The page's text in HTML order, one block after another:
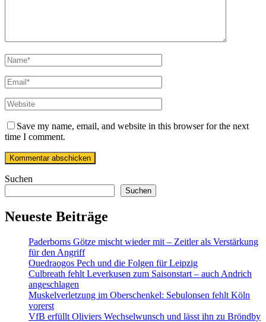
Save my name, email, and website in this browser for the next
time I comment.
Suchen
Suchen
Neueste Beiträge
Paderborns Götze mischt wieder mit – Zeitler als Verstärkung
für den Angriff
Ouedraogos Pech und die Folgen für Leipzig
Culbreath fehlt Leverkusen zum Saisonstart – auch Andrich
angeschlagen
Muskelverletzung im Oberschenkel: Sebulonsen fehlt Köln
vorerst
VfB erfüllt Oliviers Wechselwunsch und lässt ihn zu Bröndby